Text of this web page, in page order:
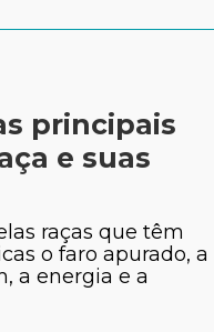
principais
e suas
raças que têm
o faro apurado, a
a energia e a